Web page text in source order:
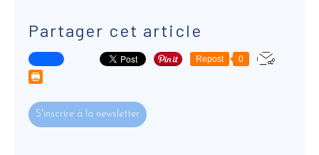
Partager cet article
Repost 0
S'inscrire à la newsletter